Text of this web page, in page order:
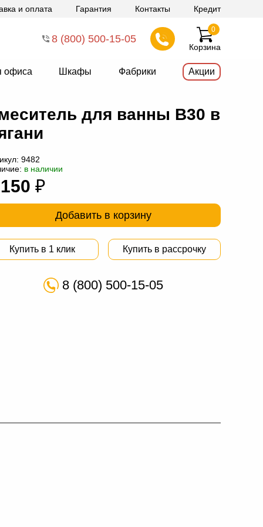
и оплата Гарантия Контакты Кредит
8 (800) 500-15-05
Корзина
0
офиса Шкафы Фабрики Акции
для ванны В30 в
9482
в наличии
₽
Добавить в корзину
Купить в 1 клик Купить в рассрочку
8 (800) 500-15-05